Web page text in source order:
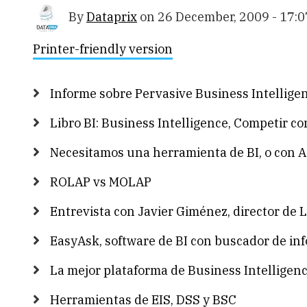
ByDataprix on 26 December, 2009 -
Printer-friendly version
Informe sobre Pervasive Business
Libro BI: Business Intelligence, Competir
Necesitamos una herramienta de BI, o con
ROLAP vs MOLAP
Entrevista con Javier Giménez, director de
EasyAsk, software de BI con buscador de
La mejor plataforma de Business
Herramientas de EIS, DSS y BSC